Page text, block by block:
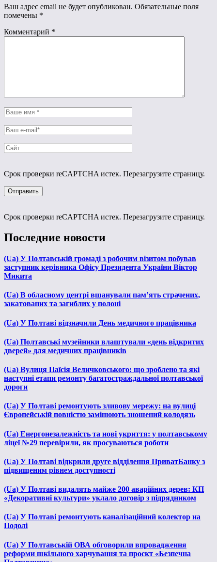
Ваш адрес email не будет опубликован. Обязательные поля
помечены *
Комментарий *
Срок проверки reCAPTCHA истек. Перезагрузите страницу.
Срок проверки reCAPTCHA истек. Перезагрузите страницу.
Последние новости
(Ua) У Полтавській громаді з робочим візитом побував
заступник керівника Офісу Президента України Віктор
Микита
(Ua) В обласному центрі вшанували пам’ять страчених,
закатованих та загиблих у полоні
(Ua) У Полтаві відзначили День медичного працівника
(Ua) Полтавські музейники влаштували «день відкритих
дверей» для медичних працівників
(Ua) Вулиця Паїсія Величковського: що зроблено та які
наступні етапи ремонту багатостраждальної полтавської
дороги
(Ua) У Полтаві ремонтують зливову мережу: на вулиці
Європейській повністю замінюють зношений колодязь
(Ua) Енергонезалежність та нові укриття: у полтавському
ліцеї №29 перевірили, як просуваються роботи
(Ua) У Полтаві відкрили друге відділення ПриватБанку з
підвищеним рівнем доступності
(Ua) У Полтаві видалять майже 200 аварійних дерев: КП
«Декоративні культури» уклало договір з підрядником
(Ua) У Полтаві ремонтують каналізаційний колектор на
Подолі
(Ua) У Полтавській ОВА обговорили впровадження
реформи шкільного харчування та проєкт «Безпечна